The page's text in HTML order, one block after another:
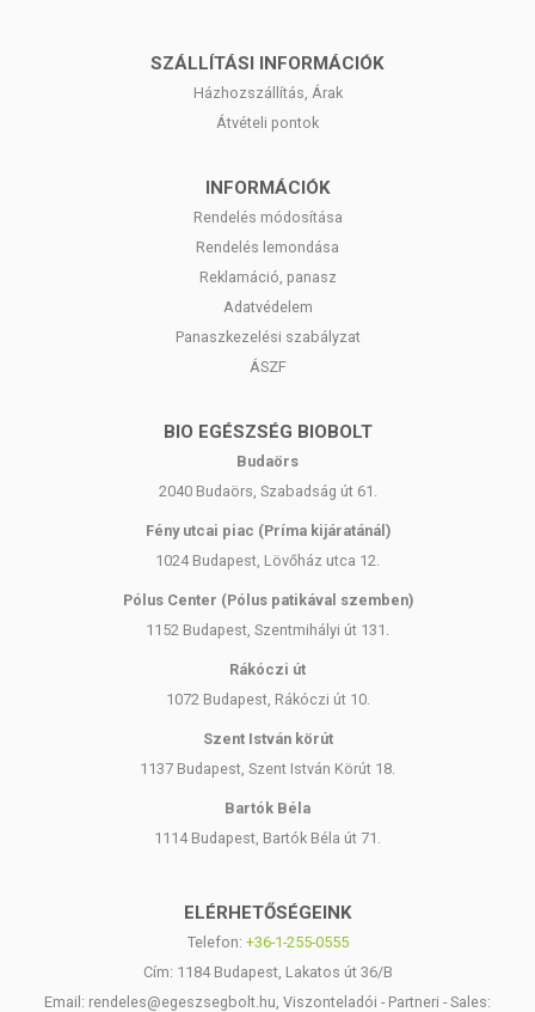
SZÁLLÍTÁSI INFORMÁCIÓK
Házhozszállítás, Árak
Átvételi pontok
INFORMÁCIÓK
Rendelés módosítása
Rendelés lemondása
Reklamáció, panasz
Adatvédelem
Panaszkezelési szabályzat
ÁSZF
BIO EGÉSZSÉG BIOBOLT
Budaörs
2040 Budaörs, Szabadság út 61.
Fény utcai piac (Príma kijáratánál)
1024 Budapest, Lövőház utca 12.
Pólus Center (Pólus patikával szemben)
1152 Budapest, Szentmihályi út 131.
Rákóczi út
1072 Budapest, Rákóczi út 10.
Szent István körút
1137 Budapest, Szent István Körút 18.
Bartók Béla
1114 Budapest, Bartók Béla út 71.
ELÉRHETŐSÉGEINK
Telefon: +36-1-255-0555
Cím: 1184 Budapest, Lakatos út 36/B
Email: rendeles@egeszsegbolt.hu, Viszonteladói - Partneri - Sales: